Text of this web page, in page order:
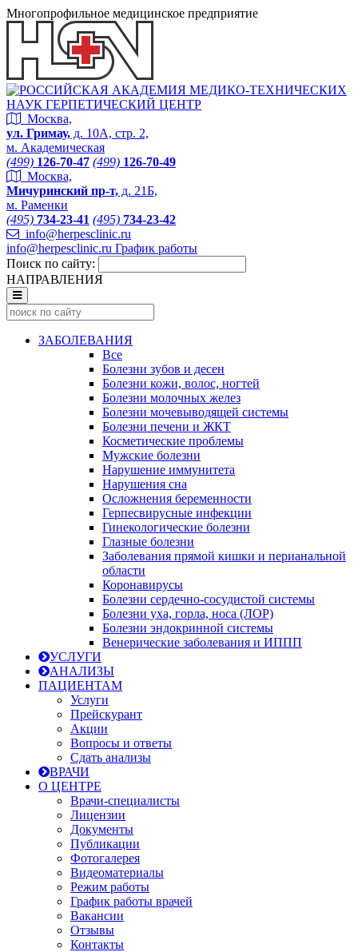
Многопрофильное медицинское предприятие
Москва,
ул. Гримау, д. 10А, стр. 2,
м. Академическая
(499) 126-70-47 (499) 126-70-49
Москва,
Мичуринский пр-т, д. 21Б,
м. Раменки
(495) 734-23-41 (495) 734-23-42
info@herpesclinic.ru
info@herpesclinic.ru График работы
Поиск по сайту:
НАПРАВЛЕНИЯ
ЗАБОЛЕВАНИЯ
Все
Болезни зубов и десен
Болезни кожи, волос, ногтей
Болезни молочных желез
Болезни мочевыводящей системы
Болезни печени и ЖКТ
Косметические проблемы
Мужские болезни
Нарушение иммунитета
Нарушения сна
Осложнения беременности
Герпесвирусные инфекции
Гинекологические болезни
Глазные болезни
Заболевания прямой кишки и перианальной
области
Коронавирусы
Болезни сердечно-сосудистой системы
Болезни уха, горла, носа (ЛОР)
Болезни эндокринной системы
Венерические заболевания и ИППП
УСЛУГИ
АНАЛИЗЫ
ПАЦИЕНТАМ
Услуги
Прейскурант
Акции
Вопросы и ответы
Сдать анализы
ВРАЧИ
О ЦЕНТРЕ
Врачи-специалисты
Лицензии
Документы
Публикации
Фотогалерея
Видеоматериалы
Режим работы
График работы врачей
Вакансии
Отзывы
Контакты